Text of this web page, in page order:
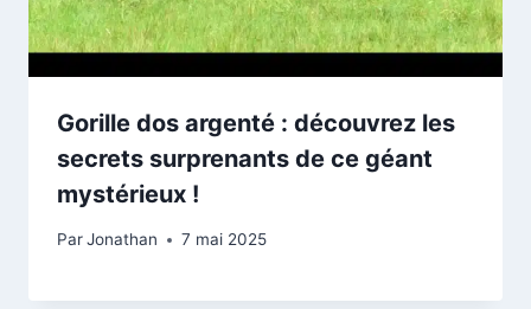
Gorille dos argenté : découvrez les
secrets surprenants de ce géant
mystérieux !
ParJonathan 7 mai 2025